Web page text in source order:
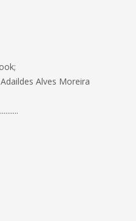
Alves Moreira